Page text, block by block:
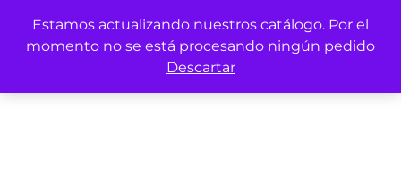
Estamos actualizando nuestros catálogo. Por el
momento no se está procesando ningún pedido
Descartar